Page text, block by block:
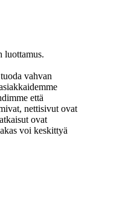
luottamus.
vahvan
että
nettisivut ovat
ovat
voi keskittyä